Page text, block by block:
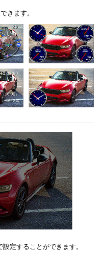
きます。
定することができます。